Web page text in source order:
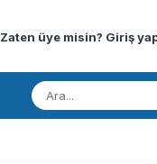
Zaten üye misin? Giriş